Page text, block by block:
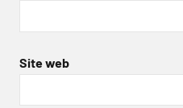
Site web